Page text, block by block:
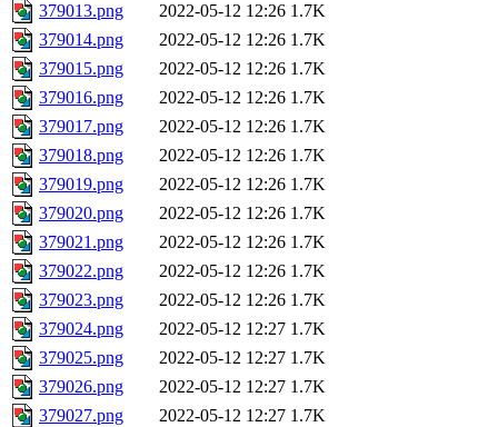
379013.png
2022-05-12 12:26 1.7K
379014.png
2022-05-12 12:26 1.7K
379015.png
2022-05-12 12:26 1.7K
379016.png
2022-05-12 12:26 1.7K
379017.png
2022-05-12 12:26 1.7K
379018.png
2022-05-12 12:26 1.7K
379019.png
2022-05-12 12:26 1.7K
379020.png
2022-05-12 12:26 1.7K
379021.png
2022-05-12 12:26 1.7K
379022.png
2022-05-12 12:26 1.7K
379023.png
2022-05-12 12:26 1.7K
379024.png
2022-05-12 12:27 1.7K
379025.png
2022-05-12 12:27 1.7K
379026.png
2022-05-12 12:27 1.7K
379027.png
2022-05-12 12:27 1.7K